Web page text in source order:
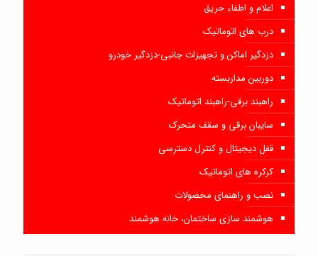
اعلام و اطفاء حریق
درب های اتوماتیک
دزدگیر اماکن و تجهیزات جانبی-دزدگیر خودرو
دوربین مداربسته
راهبند برقی-راهبند اتوماتیک
سایبان برقی و سقف متحرک
قفل دیجیتال و کنترل دسترسی
کرکره های اتوماتیک
نصب و راهنمای محصولات
هوشمند سازی ساختمان، خانه هوشمند